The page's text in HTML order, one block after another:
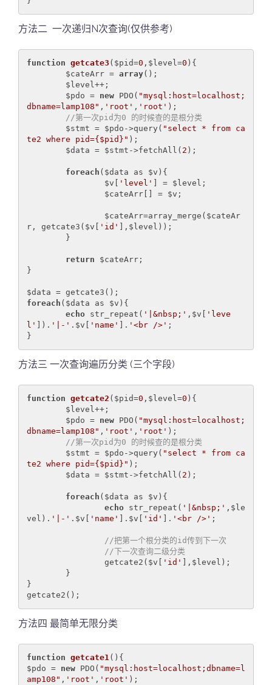
方法二 一次递归N次查询(仅供参考)
function getcate3 ($pid=0 ,$level=0 ) {
	$cateArr =
array();
	$pdo =
new PDO( "mysql:host=localhost;
dbname=lamp108" , 'root' , 'root' );
//第一次pid为0 的时候查的是根分类
	$stmt = $pdo->query(
"select * from ca
te2 where pid={$pid}" );
	$data = $stmt->fetchAll(
2 );
foreach ($data as $v){
		$v[
'level'
] = $level;
r, getcate3($v[
'id'
],$level));
return $cateArr;
}
foreach ($data as $v){
echo str_repeat( '|&nbsp;' ,$v[
'leve
l'
]). '|-' .$v[ 'name' ]. '<br />' ;
}
方法三 一次查询遍历分类 (三个字段)
function getcate2 ($pid=0 ,$level=0 ) {
	$pdo =
new PDO( "mysql:host=localhost;
dbname=lamp108" , 'root' , 'root' );
//第一次pid为0 的时候查的是根分类
	$stmt = $pdo->query(
"select * from ca
te2 where pid={$pid}" );
	$data = $stmt->fetchAll(
2 );
foreach ($data as $v){
echo str_repeat( '|&nbsp;' ,$le
vel). '|-' .$v[ 'name' ].$v[ 'id' ]. '<br />' ;
//把第一个根分类的id传到下一次
//下一次查询二级分类
		getcate2($v[
'id'
],$level);
}
getcate2();
方法四 最简单无限分类
function getcate1() {
$pdo = new PDO( "mysql:host=localhost;dbname=l
amp108" , 'root' , 'root' );